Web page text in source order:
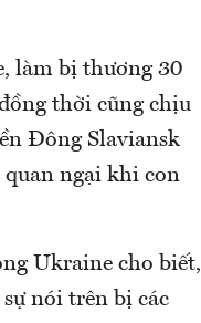
làm bị thương 30
thời cũng chịu
Đông Slaviansk
quan ngại khi con
Ukraine cho biết,
nói trên bị các